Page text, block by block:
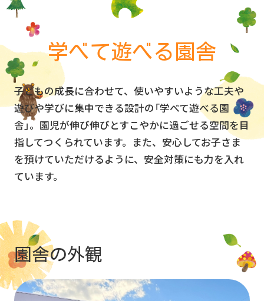
学べて遊べる園舎
子どもの成長に合わせて、使いやすいような工夫や
遊びや学びに集中できる設計の「学べて遊べる園
舎」。園児が伸び伸びとすこやかに過ごせる空間を目
指してつくられています。また、安心してお子さま
を預けていただけるように、安全対策にも力を入れ
ています。
園舎の外観
開
く